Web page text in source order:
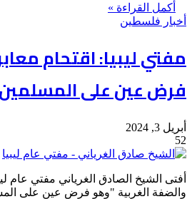
أكمل القراءة »
أخبار فلسطين
مفتي ليبيا: اقتحام
فرض عين على المسلمين
أبريل 3, 2024
52
أفتى الشيخ الصادق الغرياني مفتي عام
والضفة الغربية "وهو فرض عين على